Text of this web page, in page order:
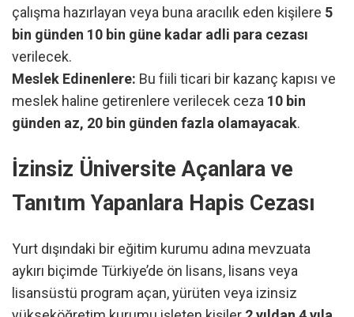
çalışma hazırlayan veya buna aracılık eden kişilere 5
bin günden 10 bin güne kadar adli para cezası
verilecek.
Meslek Edinenlere: Bu fiili ticari bir kazanç kapısı ve
meslek haline getirenlere verilecek ceza 10 bin
günden az, 20 bin günden fazla olamayacak.
İzinsiz Üniversite Açanlara ve
Tanıtım Yapanlara Hapis Cezası
Yurt dışındaki bir eğitim kurumu adına mevzuata
aykırı biçimde Türkiye’de ön lisans, lisans veya
lisansüstü program açan, yürüten veya izinsiz